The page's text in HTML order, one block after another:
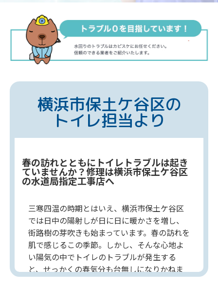
横浜市保土ケ谷区の
トイレ担当より
春の訪れとともにトイレトラブルは起き
ていませんか？修理は横浜市保土ケ谷区
の水道局指定工事店へ
三寒四温の時期とはいえ、横浜市保土ケ谷区
では日中の陽射しが日に日に暖かさを増し、
街路樹の芽吹きも始まっています。春の訪れを
肌で感じるこの季節。しかし、そんな心地よ
い陽気の中でトイレのトラブルが発生する
と、せっかくの春気分も台無しになりかねま